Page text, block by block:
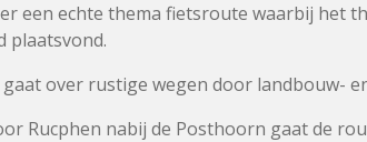
een echte thema fietsroute waarbij het
plaatsvond.
over rustige wegen door landbouw-
Rucphen nabij de Posthoorn gaat de